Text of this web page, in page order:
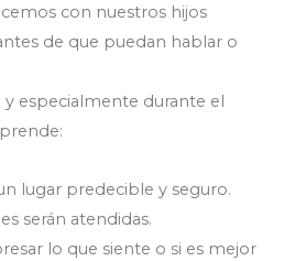
con nuestros hijos
de que puedan hablar o
especialmente durante el
lugar predecible y seguro.
serán atendidas.
lo que siente o si es mejor